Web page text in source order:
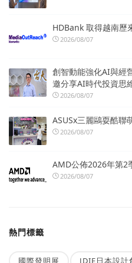
HDBank 取得越南歷
2026/08/07
創智動能強化AI與經
邀分享AI時代投資思
2026/08/07
ASUSx三麗鷗耍酷聯
2026/08/07
AMD公佈2026年第2
2026/08/07
熱門標籤
國際發明展 JDIE日本設